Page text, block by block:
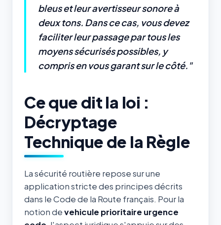
bleus et leur avertisseur sonore à
deux tons. Dans ce cas, vous devez
faciliter leur passage par tous les
moyens sécurisés possibles, y
compris en vous garant sur le côté."
Ce que dit la loi :
Décryptage
Technique de la Règle
La sécurité routière repose sur une
application stricte des principes décrits
dans le Code de la Route français. Pour la
notion devehicule prioritaire urgence